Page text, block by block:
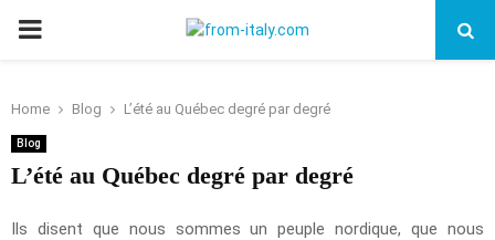
PRIMARY
Home Blog L’été au Québec degré par degré
Blog
L’été au Québec degré par degré
Ils disent que nous sommes un peuple nordique, que nous